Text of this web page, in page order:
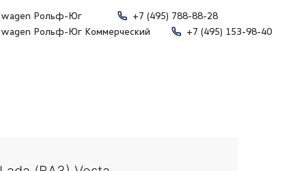
Рольф-Юг
+7 (495) 788-88-28
Рольф-Юг Коммерческий
+7 (495) 153-98-40